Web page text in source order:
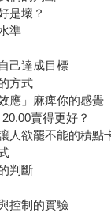
是壞？
準
己達成目標
方式
應」麻痺你的感覺
賣得更好？
人欲罷不能的積點
判斷
控制的實驗